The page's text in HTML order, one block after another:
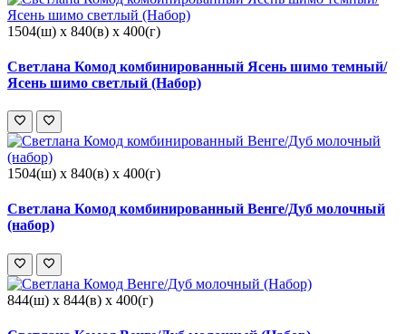
1504(ш) x 840(в) x 400(г)
Светлана Комод комбинированный Ясень шимо темный/
Ясень шимо светлый (Набор)
1504(ш) x 840(в) x 400(г)
Светлана Комод комбинированный Венге/Дуб молочный
(набор)
844(ш) x 844(в) x 400(г)